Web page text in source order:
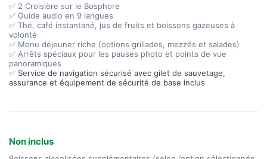
✅ 2 Croisière sur le Bosphore
✅ Guide audio en 9 langues
✅ Thé, café instantané, jus de fruits et boissons gazeuses à
volonté
✅ Menu déjeuner riche (options grillades, mezzés et salades)
✅ Arrêts spéciaux pour les pauses photo et points de vue
panoramiques
✅ Service de navigation sécurisé avec gilet de sauvetage,
assurance et équipement de sécurité de base inclus
Non inclus